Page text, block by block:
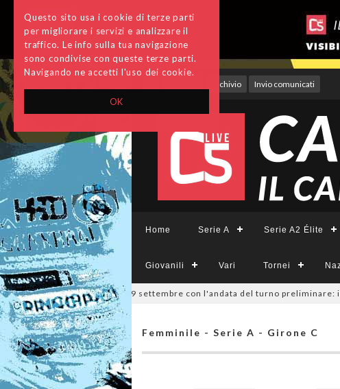
OK
Questo sito usa i cookie di terze parti
per migliorare i servizi e analizzare il
traffico. Le info sulla tua navigazione
sono condivise con queste terze parti.
Navigando ne accetti l'uso dei cookie.
Archivio Invio comunicati
Home Serie A Serie A2 Élite
Giovanili Vari Tornei
Divisione, si parte il 19 settembre con l'andata del turno preliminare: il
Femminile - Serie A - Girone C